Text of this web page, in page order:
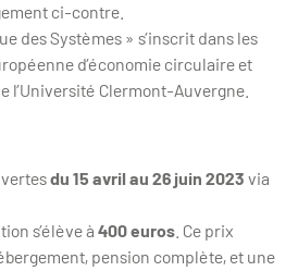
ci-contre.
des Systèmes » s’inscrit dans les
d’économie circulaire et
l’Université Clermont-Auvergne.
du 15 avril au 26 juin 2023 via
s’élève à 400 euros . Ce prix
pension complète, et une